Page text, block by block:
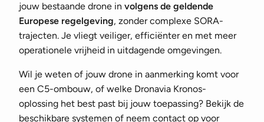
jouw bestaande drone in volgens de geldende
Europese regelgeving, zonder complexe SORA-
trajecten. Je vliegt veiliger, efficiënter en met meer
operationele vrijheid in uitdagende omgevingen.
Wil je weten of jouw drone in aanmerking komt voor
een C5-ombouw, of welke Dronavia Kronos-
oplossing het best past bij jouw toepassing? Bekijk de
beschikbare systemen of neem contact op voor